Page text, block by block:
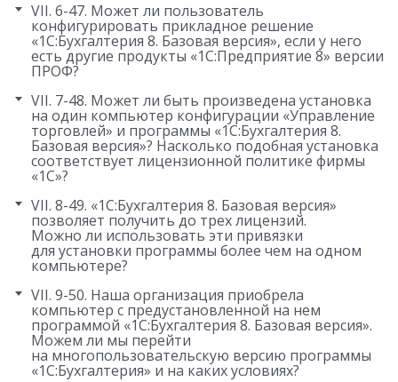
VII. 6-47. Может ли пользователь
конфигурировать прикладное решение
«1С:Бухгалтерия 8. Базовая версия», если у него
есть другие продукты «1С:Предприятие 8» версии
ПРОФ?
VII. 7-48. Может ли быть произведена установка
на один компьютер конфигурации «Управление
торговлей» и программы «1С:Бухгалтерия 8.
Базовая версия»? Насколько подобная установка
соответствует лицензионной политике фирмы
«1С»?
VII. 8-49. «1С:Бухгалтерия 8. Базовая версия»
позволяет получить до трех лицензий.
Можно ли использовать эти привязки
для установки программы более чем на одном
компьютере?
VII. 9-50. Наша организация приобрела
компьютер с предустановленной на нем
программой «1С:Бухгалтерия 8. Базовая версия».
Можем ли мы перейти
на многопользовательскую версию программы
«1С:Бухгалтерия» и на каких условиях?